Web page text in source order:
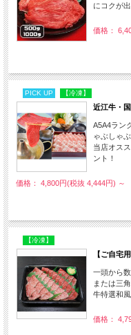
にコクが
価格：
PICK UP 【冷凍】
近江牛・
A5A4ラン
ゃぶしゃ
当店オス
ント！
価格： 4,800円(税抜 4,444円) ～
【冷凍】
【ご自宅
一頭から
または三
牛特選和
価格：